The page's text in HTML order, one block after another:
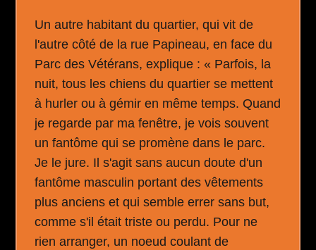
Un autre habitant du quartier, qui vit de
l'autre côté de la rue Papineau, en face du
Parc des Vétérans, explique : « Parfois, la
nuit, tous les chiens du quartier se mettent
à hurler ou à gémir en même temps. Quand
je regarde par ma fenêtre, je vois souvent
un fantôme qui se promène dans le parc.
Je le jure. Il s'agit sans aucun doute d'un
fantôme masculin portant des vêtements
plus anciens et qui semble errer sans but,
comme s'il était triste ou perdu. Pour ne
rien arranger, un noeud coulant de